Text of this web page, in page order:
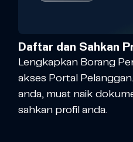
Daftar dan Sahkan
Lengkapkan Borang
akses Portal
anda, muat naik
sahkan profil anda.